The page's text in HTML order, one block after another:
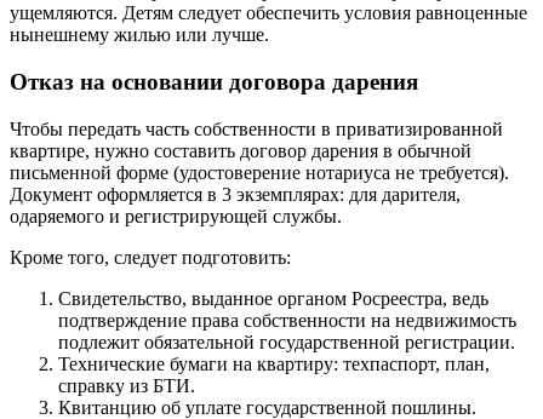
ущемляются. Детям следует обеспечить условия равноценные
нынешнему жилью или лучше.
Отказ на основании договора дарения
Чтобы передать часть собственности в приватизированной
квартире, нужно составить договор дарения в обычной
письменной форме (удостоверение нотариуса не требуется).
Документ оформляется в 3 экземплярах: для дарителя,
одаряемого и регистрирующей службы.
Кроме того, следует подготовить:
Свидетельство, выданное органом Росреестра, ведь
подтверждение права собственности на недвижимость
подлежит обязательной государственной регистрации.
Технические бумаги на квартиру: техпаспорт, план,
справку из БТИ.
Квитанцию об уплате государственной пошлины.